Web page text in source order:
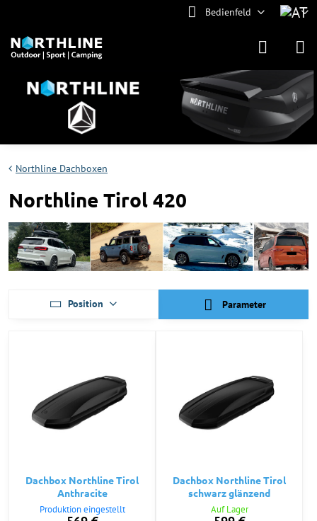
Bedienfeld
Northline Dachboxen
Northline Tirol 420
Position Parameter
Dachbox Northline Tirol
Anthracite
Produktion eingestellt
Dachbox Northline Tirol
schwarz glänzend
Auf Lager